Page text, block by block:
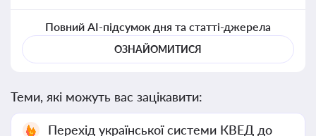
Повний AI-підсумок дня та статті-джерела
ОЗНАЙОМИТИСЯ
Теми, які можуть вас зацікавити:
Перехід української системи КВЕД до